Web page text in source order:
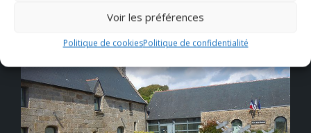
Voir les préférences
Politique de cookiesPolitique de confidentialité